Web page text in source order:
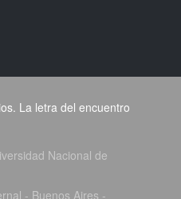
La letra del encuentro
Nacional de
- Buenos Aires -